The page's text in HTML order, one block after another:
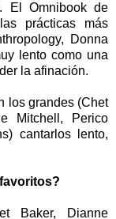
El Omnibook de
prácticas más
Donna
lento como una
la afinación.
los grandes (Chet
Mitchell, Perico
cantarlos lento,
Baker, Dianne